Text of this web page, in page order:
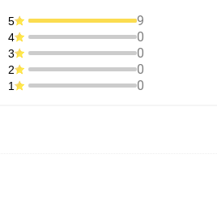
5 9
4 0
3 0
2 0
1 0